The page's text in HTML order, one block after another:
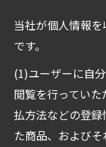
当社が個人情報
です。
(1)ユーザーに自
閲覧を行ってい
払方法などの登
た商品、および